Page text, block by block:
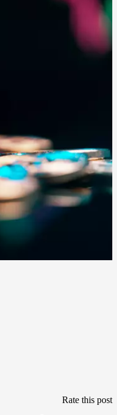
Rate this post